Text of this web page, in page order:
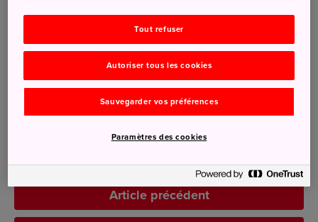
Annonce fermeture (6)
Outdoor (3)
Kanto (1)
Article précédent
Tout refuser
Autoriser tous les cookies
Sauvegarder vos préférences
Paramètres des cookies